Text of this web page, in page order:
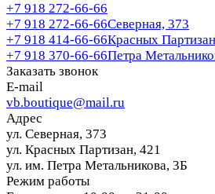
+7 918 272-66-66
+7 918 272-66-66Северная, 373
+7 918 414-66-66Красных
+7 918 370-66-66Петра
Заказать звонок
E-mail
vb.boutique@mail.ru
Адрес
ул. Северная, 373
ул. Красных Партизан, 421
ул. им. Петра Метальникова, 3Б
Режим работы